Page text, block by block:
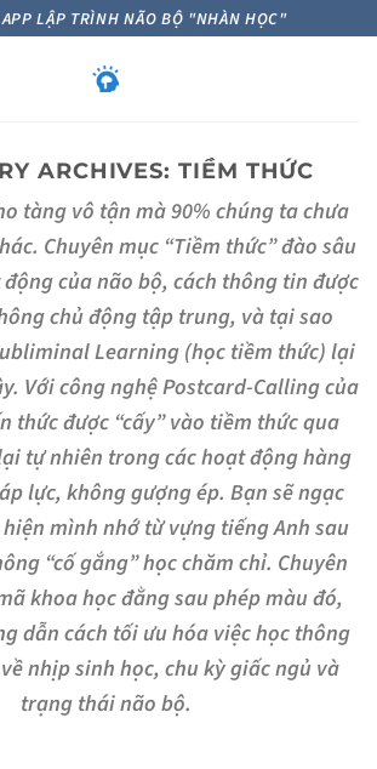
LẬP TRÌNH NÃO BỘ "NHÀN HỌC"
ARCHIVES:TIỀM THỨC
tàng vô tận mà 90% chúng ta chưa
Chuyên mục “Tiềm thức” đào sâu
của não bộ, cách thông tin được
chủ động tập trung, và tại sao
Learning (học tiềm thức) lại
Với công nghệ Postcard-Calling của
thức được “cấy” vào tiềm thức qua
tự nhiên trong các hoạt động hàng
lực, không gượng ép. Bạn sẽ ngạc
mình nhớ từ vựng tiếng Anh sau
“cố gắng” học chăm chỉ. Chuyên
khoa học đằng sau phép màu đó,
dẫn cách tối ưu hóa việc học thông
nhịp sinh học, chu kỳ giấc ngủ và
trạng thái não bộ.